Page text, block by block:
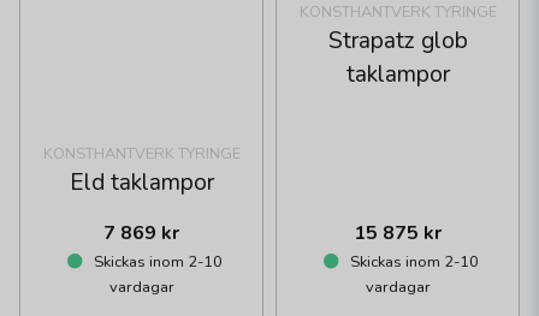
KONSTHANTVERK TYRINGE
Eld taklampor
7 869 kr
Skickas inom 2-10
vardagar
KONSTHANTVERK TYRINGE
Strapatz glob
taklampor
15 875 kr
Skickas inom 2-10
vardagar